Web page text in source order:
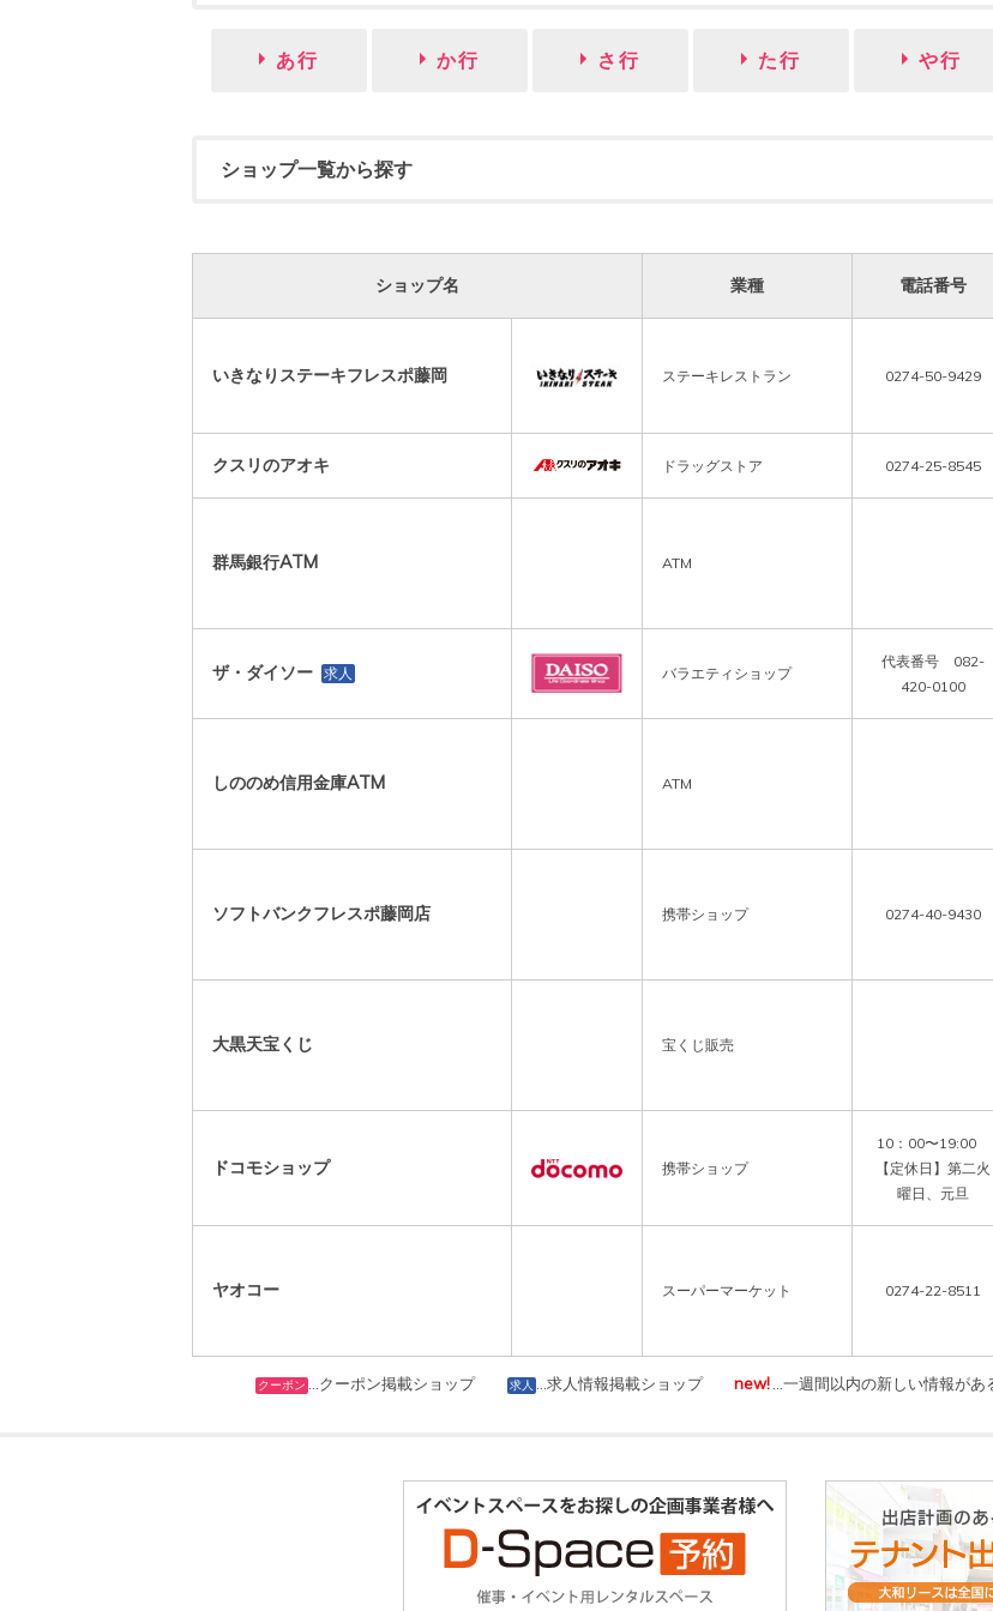
あ行 か行 さ行 た行 や行
ショップ一覧から探す
ショップ名 業種 電話番号
いきなりステーキフレスポ藤岡 ステーキレストラン 0274-50-9429
クスリのアオキ ドラッグストア 0274-25-8545
群馬銀行ATM ATM
ザ・ダイソー 求人 バラエティショップ
代表番号 082-
420-0100
しののめ信用金庫ATM ATM
ソフトバンクフレスポ藤岡店 携帯ショップ 0274-40-9430
大黒天宝くじ 宝くじ販売
ドコモショップ 携帯ショップ
10：00〜19:00
【定休日】第二火
曜日、元旦
ヤオコー スーパーマーケット 0274-22-8511
クーポン …クーポン掲載ショップ 求人 …求人情報掲載ショップ new! …一週間以内の新しい情報があ